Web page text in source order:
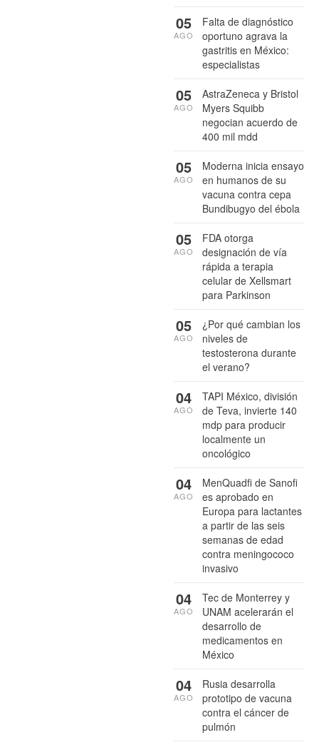
Falta de diagnóstico
oportuno agrava la
gastritis en México:
especialistas
05
AGO
AstraZeneca y Bristol
Myers Squibb
negocian acuerdo de
400 mil mdd
05
AGO
Moderna inicia ensayo
en humanos de su
vacuna contra cepa
Bundibugyo del ébola
05
AGO
FDA otorga
designación de vía
rápida a terapia
celular de Xellsmart
para Parkinson
05
AGO
¿Por qué cambian los
niveles de
testosterona durante
el verano?
05
AGO
TAPI México, división
de Teva, invierte 140
mdp para producir
localmente un
oncológico
04
AGO
MenQuadfi de Sanofi
es aprobado en
Europa para lactantes
a partir de las seis
semanas de edad
contra meningococo
invasivo
04
AGO
Tec de Monterrey y
UNAM acelerarán el
desarrollo de
medicamentos en
México
04
AGO
Rusia desarrolla
prototipo de vacuna
contra el cáncer de
pulmón
04
AGO